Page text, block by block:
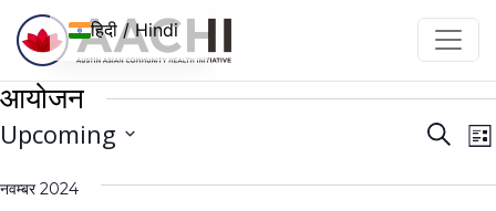
इसे छोड़कर सामग्री पर बढ़ने के लिए
आयोजन
खोज सूची
Upcoming
चुनें।
नवम्बर 2024
हिदी / Hindi